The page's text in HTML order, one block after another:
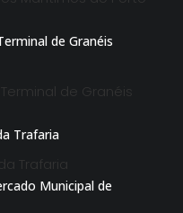
de Granéis
Trafaria